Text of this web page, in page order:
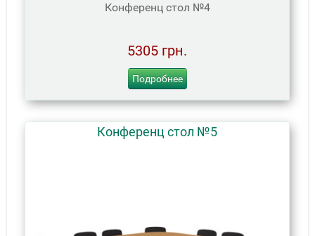
Конференц стол №4
5305 грн.
Подробнее
Конференц стол №5